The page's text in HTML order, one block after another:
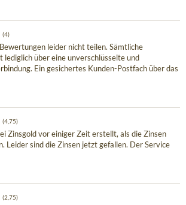
(4)
leider nicht teilen. Sämtliche
lediglich über eine unverschlüsselte und
Ein gesichertes Kunden-Postfach über das
(4,75)
Zinsgold vor einiger Zeit erstellt, als die Zinsen
Leider sind die Zinsen jetzt gefallen. Der Service
(2,75)